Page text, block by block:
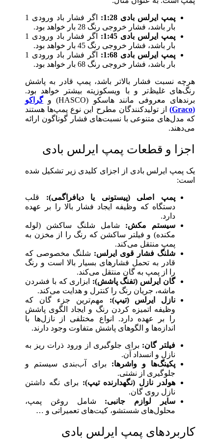
پمپ ایرلس بادی 1:28:
اگر فشار باد ورودی 1
بار باشد، فشار خروجی رنگ 28 بار خواهد بود.
پمپ ایرلس بادی 1:45:
اگر فشار باد ورودی 1
بار باشد، فشار خروجی رنگ 45 بار خواهد بود.
پمپ ایرلس بادی 1:68:
اگر فشار باد ورودی 1
بار باشد، فشار خروجی رنگ 68 بار خواهد بود.
هرچه نسبت فشار بالاتر باشد، پمپ قادر به پاشش
رنگ‌های غلیظ‌تر و با ویسکوزیته بیشتر خواهد بود.
برندهای معروفی مانند هاسکو (HASCO) و
گراکو
(Graco)
از تولیدکنندگان مطرح این نوع پمپ‌ها هستند
که مدل‌های متنوعی با نسبت‌های فشار گوناگون ارائه
می‌دهند.
اجزا و قطعات پمپ ایرلس بادی
یک پمپ ایرلس بادی از اجزای کلیدی زیر تشکیل شده
است:
پمپ اصلی (پیستونی یا دیافراگمی): قلب
دستگاه که وظیفه ایجاد فشار بالا را بر عهده
دارد.
سیستم مکش: شامل شلنگ ساکشن (لوله
مکنده) و فیلتر ساکشن که رنگ را از مخزن به
پمپ منتقل می‌کند.
شلنگ فشار قوی ایرلس: شلنگ مخصوصی که
قادر به تحمل فشارهای بسیار بالا است و رنگ
را از پمپ به گان منتقل می‌کند.
گان ایرلس (تفنگ پاشش): ابزاری که با فشردن
ماشه، جریان رنگ را کنترل و هدایت می‌کند.
نازل ایرلس (تیپ): مهم‌ترین جزء گان که
وظیفه اتمیزه کردن رنگ و ایجاد الگوی پاشش
را بر عهده دارد. انواع مختلفی از نازل‌ها با
اندازه‌ها و الگوهای پاشش متفاوت وجود دارند.
فیلتر گان: برای جلوگیری از ورود ذرات ریز به
نازل و انسداد آن.
پکینگ‌ها و واشرها: برای آب‌بندی سیستم و
جلوگیری از نشتی.
هولدر نازل (نگهدارنده تیپ): برای نگه داشتن
نازل روی گان.
سایر لوازم جانبی: شامل روغن پمپ،
محلول‌های شستشو، کیت‌های تعمیراتی و …
کاربردهای پمپ ایرلس بادی